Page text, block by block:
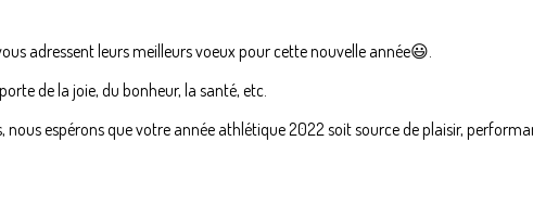
adressent leurs meilleurs voeux pour cette nouvelle année😃.
de la joie, du bonheur, la santé, etc.
espérons que votre année athlétique 2022 soit source de plaisir,